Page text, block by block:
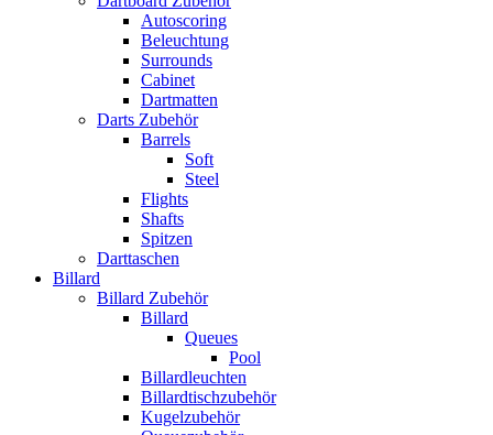
Autoscoring
Beleuchtung
Surrounds
Cabinet
Dartmatten
Darts Zubehör
Barrels
Soft
Steel
Flights
Shafts
Spitzen
Darttaschen
Billard
Billard Zubehör
Billard
Queues
Pool
Billardleuchten
Billardtischzubehör
Kugelzubehör